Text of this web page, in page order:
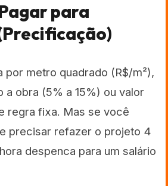
para
por metro quadrado (R$/m²),
a obra (5% a 15%) ou valor
regra fixa. Mas se você
precisar refazer o projeto 4
despenca para um salário